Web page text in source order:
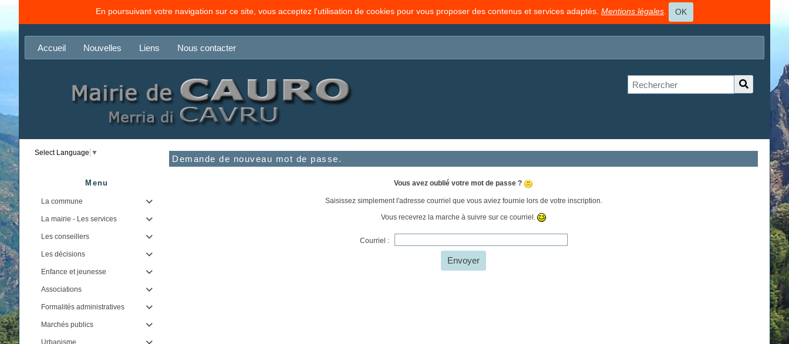
En poursuivant votre navigation sur ce site, vous acceptez l'utilisation de cookies pour vous proposer des contenus et services adaptés. Mentions légales. OK
Accueil Nouvelles Liens Nous contacter
Select Language ▼
Menu
La commune 
La mairie - Les services 
Les conseillers 
Les décisions 
Enfance et jeunesse 
Associations 
Formalités administratives 
Marchés publics 
Urbanisme 
Demande de nouveau mot de passe.
Vous avez oublié votre mot de passe ?
Saisissez simplement l'adresse courriel que vous aviez fournie lors de votre inscription.
Vous recevrez la marche à suivre sur ce courriel.
Courriel :
Envoyer